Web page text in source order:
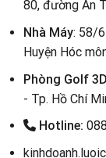
80, đường An
Nhà Máy: 58/
Huyện Hóc
Phòng Golf
- Tp. Hồ Chí
Hotline: